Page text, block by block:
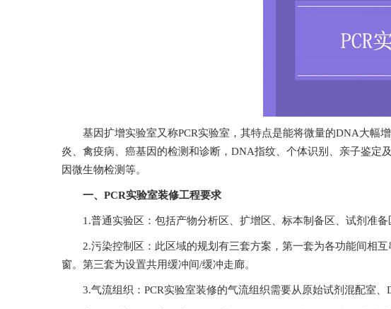
基因扩增实验室又称PCR实验室，其特点是能将微量的DNA大幅增加
炎、禽疫病、癌基因的检测和诊断，DNA指纹、个体识别、亲子
因微生物检测等。
一、PCR实验室装修工程要求
1.普通实验区：包括产物分析区、扩增区、标本制备区、试剂准备区
2.污染控制区：此区域的规划有三套方案，第一套为各功能间相互
窗。第三套为设置共用缓冲间/缓冲走廊。
3.气流组织：PCR实验室装修的气流组织需要从原始试剂混配室、DNA